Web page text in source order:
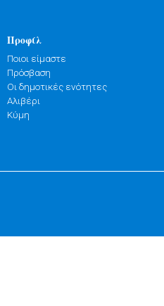
Προφίλ
Ποιοι είμαστε
Πρόσβαση
Οι δημοτικές ενότητες
Αλιβέρι
Κύμη